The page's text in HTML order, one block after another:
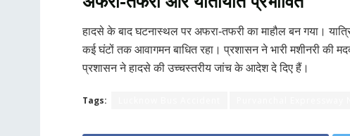
हादसे के बाद घटनास्थल पर अफरा-तफरी का माहौल बन गया।
कई घंटों तक आवागमन बाधित रहा। प्रशासन ने भारी मशीनरी की
प्रशासन ने हादसे की उच्चस्तरीय जांच के आदेश दे दिए हैं।
Tags: